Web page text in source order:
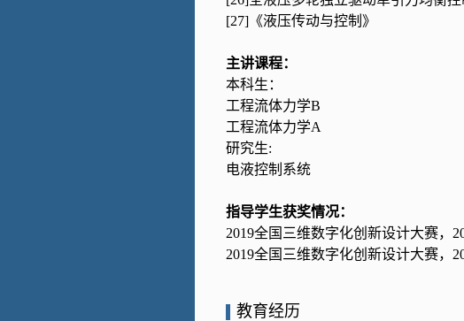
[27] 《液压传动与控制》
主讲课程：
本科生：
工程流体力学B
工程流体力学A
研究生:
电液控制系统
指导学生获奖情况：
2019全国三维数字化创新设计大赛，
2019全国三维数字化创新设计大赛，
教育经历